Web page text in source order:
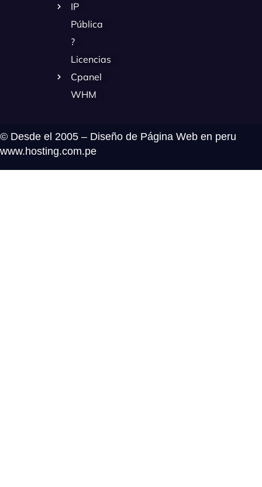
IP
Pública
?
Licencias
Cpanel
WHM
© Desde el 2005 – Diseño de Página Web en peru
www.hosting.com.pe